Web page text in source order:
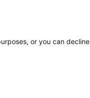
or you can decline